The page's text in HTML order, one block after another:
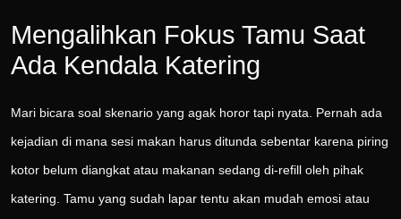
Mengalihkan Fokus Tamu Saat
Ada Kendala Katering
Mari bicara soal skenario yang agak horor tapi nyata. Pernah ada
kejadian di mana sesi makan harus ditunda sebentar karena piring
kotor belum diangkat atau makanan sedang di-refill oleh pihak
katering. Tamu yang sudah lapar tentu akan mudah emosi atau